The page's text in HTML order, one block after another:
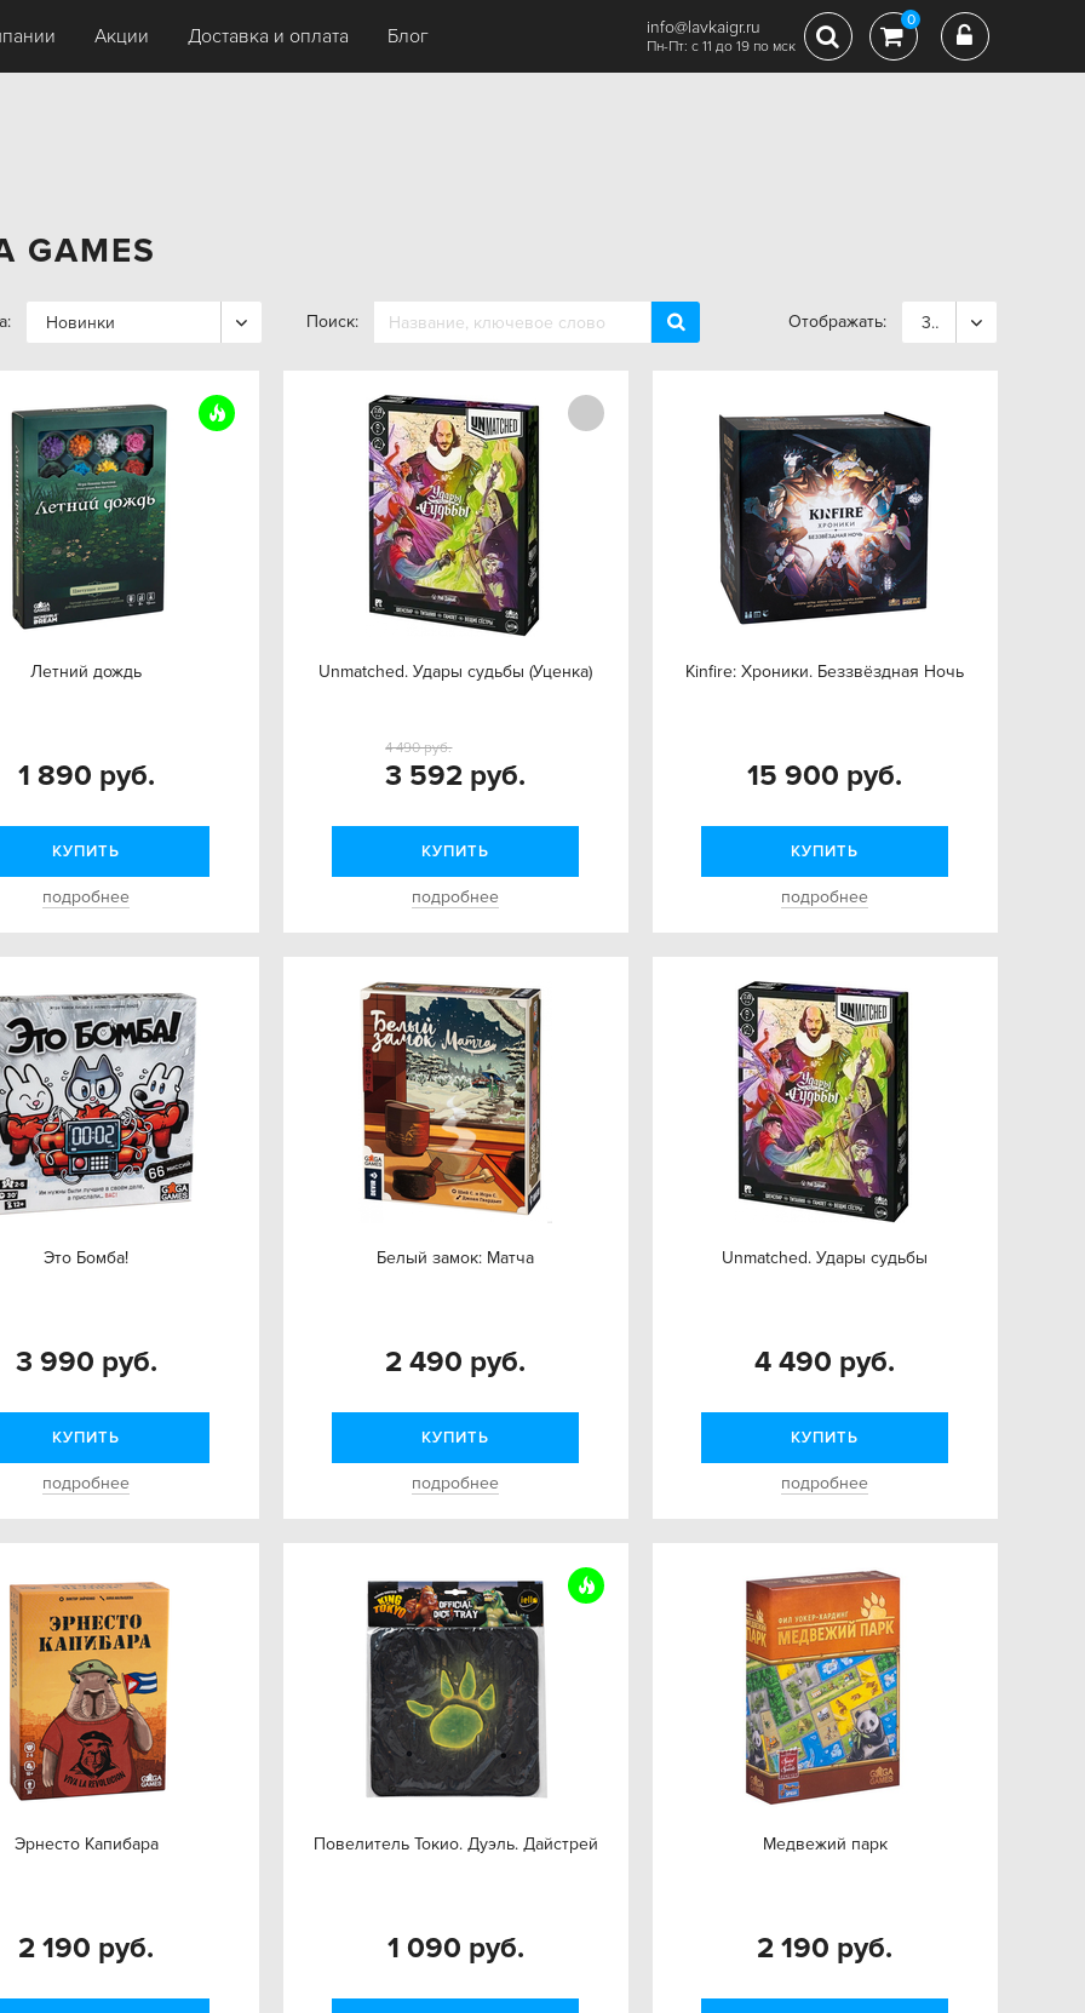
Акции Доставка и оплата Блог info@lavkaigr.ru
Пн-Пт: с 11 до 19 по мск
0
GAMES
Новинки Поиск: Отображать: 36
Летний дождь
1 890 руб.
КУПИТЬ
подробнее
Unmatched. Удары судьбы (Уценка)
3 592 руб.
4 490 руб.
КУПИТЬ
подробнее
Kinfire: Хроники. Беззвёздная Ночь
15 900 руб.
КУПИТЬ
подробнее
Это Бомба!
3 990 руб.
КУПИТЬ
подробнее
Белый замок: Матча
2 490 руб.
КУПИТЬ
подробнее
Unmatched. Удары судьбы
4 490 руб.
КУПИТЬ
подробнее
Эрнесто Капибара
2 190 руб.
Повелитель Токио. Дуэль. Дайстрей
1 090 руб.
Медвежий парк
2 190 руб.